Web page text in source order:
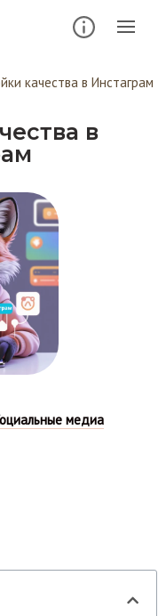
качества в Инстаграм
в
медиа